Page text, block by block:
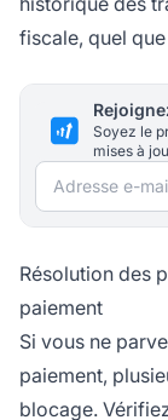
fiscale, quel
Soyez le
mises à
Adresse e-mail
Résolution des
paiement
Si vous ne
paiement,
blocage.